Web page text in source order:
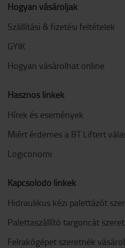
Hogyan vásároljak
Szállítási & fizetési feltételek
GYIK
Hogyan vásárolhat online
Hasznos linkek
Hírek és események
Miért érdemes a BT Liftert
Logiconomi
Kapcsolódó linkek
Hidraulikus kézi palettázót
Palettaszállító targoncát
Felrakógépet szeretnék